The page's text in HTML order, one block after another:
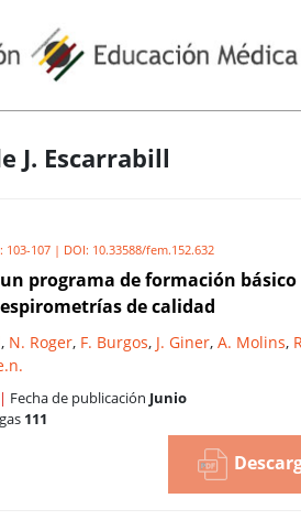
J. Escarrabill
103-107 | DOI: 10.33588/fem.152.632
programa de formación
de calidad
, N. Roger, F. Burgos, J. Giner, A. Molins,
| Fecha de publicación Junio
111